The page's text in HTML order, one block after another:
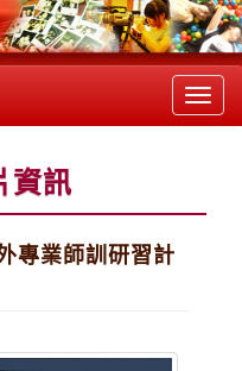
資訊
專業師訓研習計